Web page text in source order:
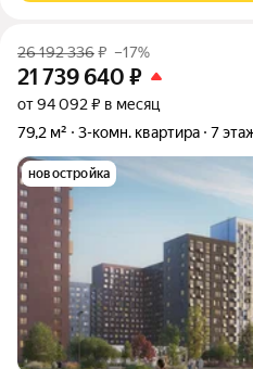
26 192 336₽ –17%
21 739 640 ₽
от 94 092 ₽ в месяц
79,2 м²
3-комн. квартира 7
новостройка